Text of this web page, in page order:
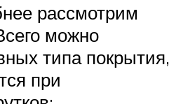
рассмотрим
можно
типа покрытия,
при